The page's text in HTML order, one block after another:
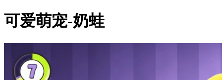
可爱萌宠-奶蛙